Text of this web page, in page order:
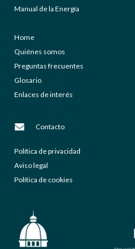
Manual de la Energía
Home
Quiénes somos
Preguntas frecuentes
Glosario
Enlaces de interés
Contacto
Política de privacidad
Aviso legal
Política de cookies